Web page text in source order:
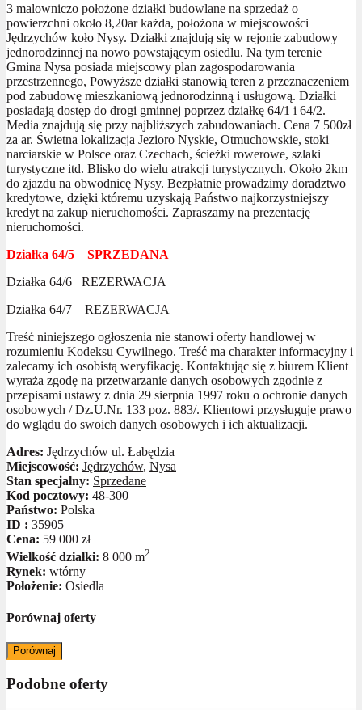
3 malowniczo położone działki budowlane na sprzedaż o
powierzchni około 8,20ar każda, położona w miejscowości
Jędrzychów koło Nysy. Działki znajdują się w rejonie zabudowy
jednorodzinnej na nowo powstającym osiedlu. Na tym terenie
Gmina Nysa posiada miejscowy plan zagospodarowania
przestrzennego, Powyższe działki stanowią teren z przeznaczeniem
pod zabudowę mieszkaniową jednorodzinną i usługową. Działki
posiadają dostęp do drogi gminnej poprzez działkę 64/1 i 64/2.
Media znajdują się przy najbliższych zabudowaniach. Cena 7 500zł
za ar. Świetna lokalizacja Jezioro Nyskie, Otmuchowskie, stoki
narciarskie w Polsce oraz Czechach, ścieżki rowerowe, szlaki
turystyczne itd. Blisko do wielu atrakcji turystycznych. Około 2km
do zjazdu na obwodnicę Nysy. Bezpłatnie prowadzimy doradztwo
kredytowe, dzięki któremu uzyskają Państwo najkorzystniejszy
kredyt na zakup nieruchomości. Zapraszamy na prezentację
nieruchomości.
Działka 64/5 SPRZEDANA
Działka 64/6 REZERWACJA
Działka 64/7 REZERWACJA
Treść niniejszego ogłoszenia nie stanowi oferty handlowej w
rozumieniu Kodeksu Cywilnego. Treść ma charakter informacyjny i
zalecamy ich osobistą weryfikację. Kontaktując się z biurem Klient
wyraża zgodę na przetwarzanie danych osobowych zgodnie z
przepisami ustawy z dnia 29 sierpnia 1997 roku o ochronie danych
osobowych / Dz.U.Nr. 133 poz. 883/. Klientowi przysługuje prawo
do wglądu do swoich danych osobowych i ich aktualizacji.
Adres: Jędrzychów ul. Łabędzia
Miejscowość: Jędrzychów, Nysa
Stan specjalny: Sprzedane
Kod pocztowy: 48-300
Państwo: Polska
ID : 35905
Cena: 59 000 zł
Wielkość działki: 8 000 m2
Rynek: wtórny
Położenie: Osiedla
Porównaj oferty
Porównaj
Podobne oferty